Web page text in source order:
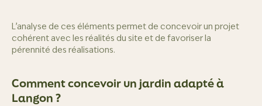
L’analyse de ces éléments permet de concevoir un projet
cohérent avec les réalités du site et de favoriser la
pérennité des réalisations.
Comment concevoir un jardin adapté à
Langon ?